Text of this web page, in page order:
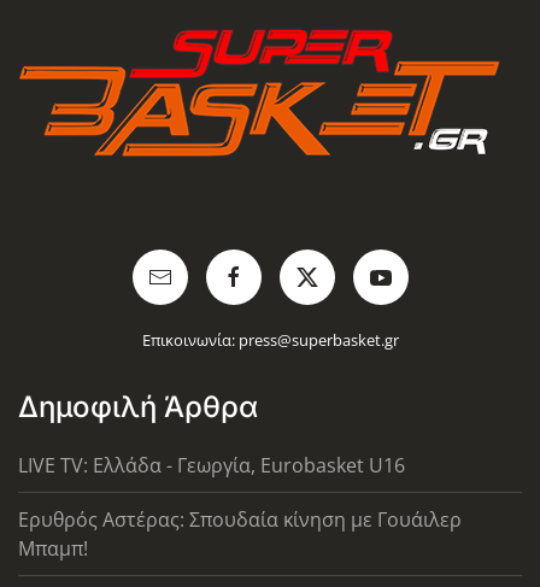
Επικοινωνία: press@superbasket.gr
Δημοφιλή Άρθρα
LIVE TV: Ελλάδα - Γεωργία, Eurobasket U16
Ερυθρός Αστέρας: Σπουδαία κίνηση με Γουάιλερ
Μπαμπ!